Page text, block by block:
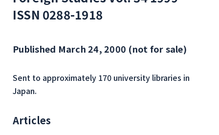
ISSN 0288-1918
Published March 24, 2000 (not for sale)
Sent to approximately 170 university libraries in
Japan.
Articles